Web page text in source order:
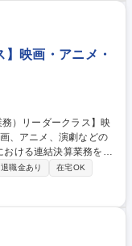
育休を取る方が多くい
用者となり、今後更に
D
バンクとの協働推進】
】映画・アニメ・
ける連結決算業務をお
、などをご担当いただ
の内容も複雑化していま
役割と仕事の付加価値は
域から支え、ともに歩
退職金あり
在宅OK